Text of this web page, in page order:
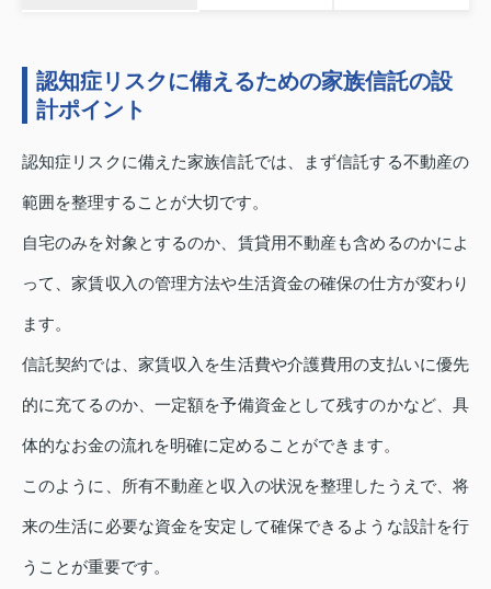
認知症リスクに備えるための家族信託の設
計ポイント
認知症リスクに備えた家族信託では、まず信託する不動産の
範囲を整理することが大切です。
自宅のみを対象とするのか、賃貸用不動産も含めるのかによ
って、家賃収入の管理方法や生活資金の確保の仕方が変わり
ます。
信託契約では、家賃収入を生活費や介護費用の支払いに優先
的に充てるのか、一定額を予備資金として残すのかなど、具
体的なお金の流れを明確に定めることができます。
このように、所有不動産と収入の状況を整理したうえで、将
来の生活に必要な資金を安定して確保できるような設計を行
うことが重要です。